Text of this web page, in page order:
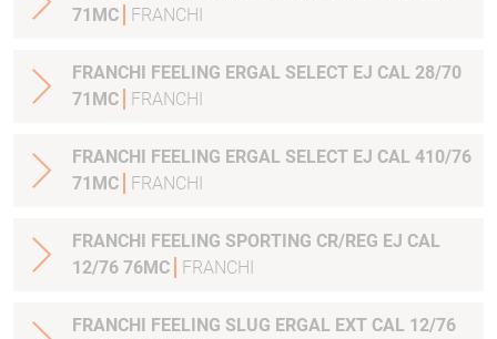
71MC
FRANCHI
FRANCHI FEELING ERGAL SELECT EJ CAL 28/70
71MC
FRANCHI
FRANCHI FEELING ERGAL SELECT EJ CAL 410/76
71MC
FRANCHI
FRANCHI FEELING SPORTING CR/REG EJ CAL
12/76 76MC
FRANCHI
FRANCHI FEELING SLUG ERGAL EXT CAL 12/76